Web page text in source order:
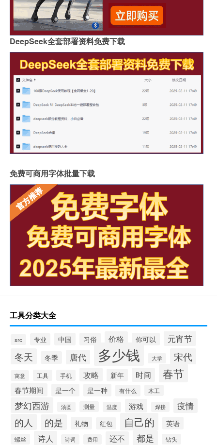
DeepSeek全套部署资料免费下载
免费可商用字体批量下载
工具分类大全
src 专业 中国 习俗 价格 你可以 元宵节
冬天 冬季 唐代 多少钱 大学 宋代
寓意 工具 手机 攻略 新年 时间 春节
春节期间 是一个 是一种 有什么 木工
梦幻西游 汤圆 测量 温度 游戏 焊接 疫情
的人 的是 礼物 红包 自己的 英语
螺丝 诗人 诗词 费用 还不 都是 钻头